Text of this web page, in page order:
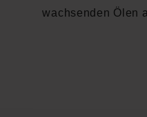
wachsenden Ölen